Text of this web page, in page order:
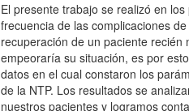
El presente trabajo se realizó en
frecuencia de las complicaciones
recuperación de un paciente
empeoraría su situación, es por
datos en el cual constaron los
de la NTP. Los resultados se
nuestros pacientes y logramos